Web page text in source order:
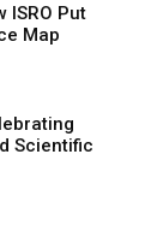
ISRO Put
Map
Scientific